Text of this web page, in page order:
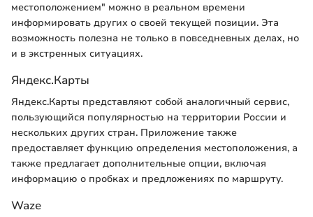
местоположением" можно в реальном времени
информировать других о своей текущей позиции. Эта
возможность полезна не только в повседневных делах, но
и в экстренных ситуациях.
Яндекс.Карты
Яндекс.Карты представляют собой аналогичный сервис,
пользующийся популярностью на территории России и
нескольких других стран. Приложение также
предоставляет функцию определения местоположения, а
также предлагает дополнительные опции, включая
информацию о пробках и предложениях по маршруту.
Waze